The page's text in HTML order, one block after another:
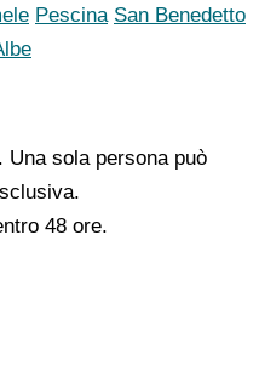
Pescina San Benedetto
Una sola persona può
48 ore.